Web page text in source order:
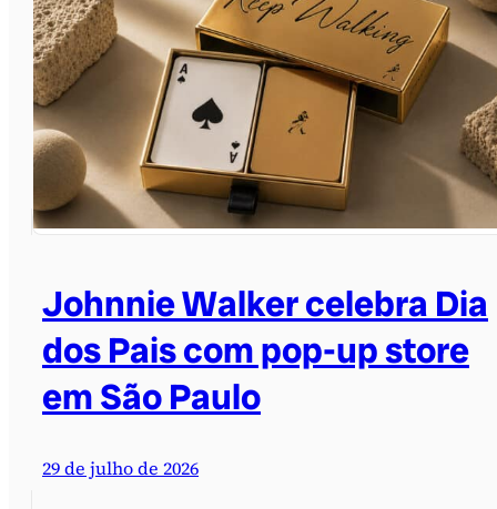
Johnnie Walker celebra Dia
dos Pais com pop-up store
em São Paulo
29 de julho de 2026